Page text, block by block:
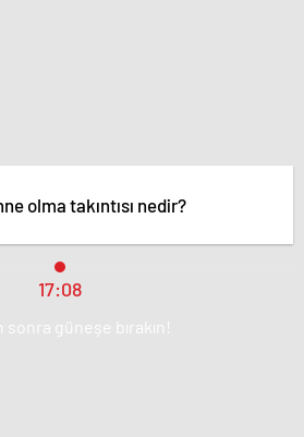
olma takıntısı nedir?
17:08